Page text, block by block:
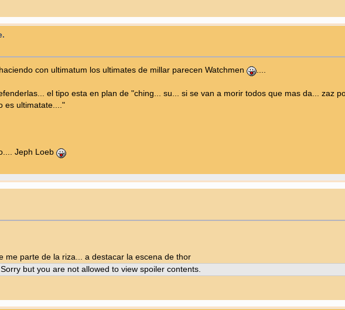
con ultimatum los ultimates de millar parecen Watchmen ....
el tipo esta en plan de "ching... su... si se van a morir todos que mas da... zaz
es ultimatate...."
Jeph Loeb
me parte de la riza... a destacar la escena de thor
Sorry but you are not allowed to view spoiler contents.